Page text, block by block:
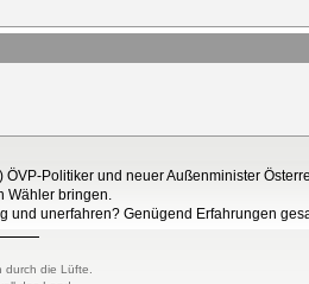
Politiker und neuer Außenminister
Wähler bringen.
und unerfahren? Genügend Erfahrungen
die Lüfte.